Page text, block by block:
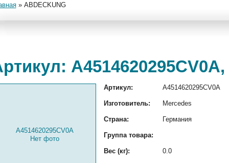
» ABDECKUNG
A4514620295CV0A
Нет фото
Артикул: A4514620295CV0A
Изготовитель: Mercedes
Страна: Германия
Группа товара:
Вес (кг): 0.0